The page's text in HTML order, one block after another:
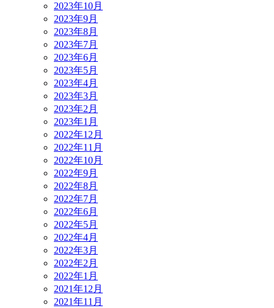
2023年10月
2023年9月
2023年8月
2023年7月
2023年6月
2023年5月
2023年4月
2023年3月
2023年2月
2023年1月
2022年12月
2022年11月
2022年10月
2022年9月
2022年8月
2022年7月
2022年6月
2022年5月
2022年4月
2022年3月
2022年2月
2022年1月
2021年12月
2021年11月